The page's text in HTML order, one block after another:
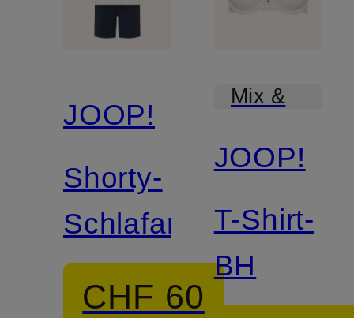
JOOP!
Shorty-
Schlafanzug
CHF 60
Mix &
JOOP!
T-Shirt-
BH